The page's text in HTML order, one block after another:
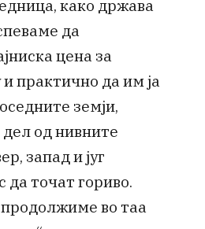
како држава
да
цена за
и практично да им ја
земји,
од нивните
запад и југ
да точат гориво.
во таа